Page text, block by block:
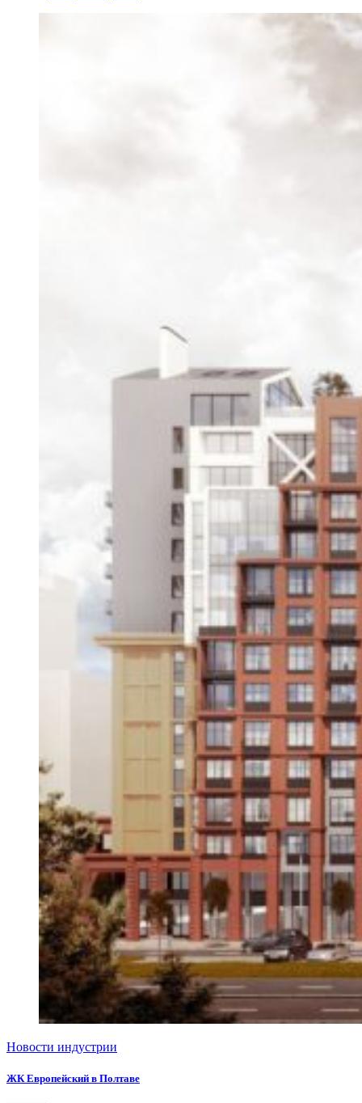
Новости индустрии
ЖК Европейский в Полтаве